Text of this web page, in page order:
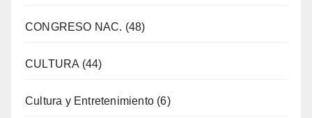
CONGRESO NAC. (48)
CULTURA(44)
Cultura y Entretenimiento (6)